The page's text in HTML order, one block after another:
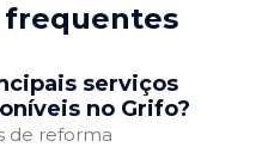
serviços
no Grifo?
de reforma